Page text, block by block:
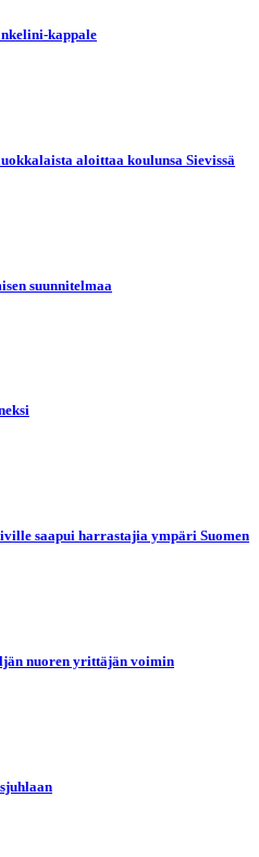
kappale
aloittaa koulunsa Sievissä
suunnitelmaa
saapui harrastajia ympäri Suomen
nuoren yrittäjän voimin